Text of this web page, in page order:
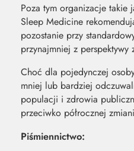
Poza tym organizacje
Sleep Medicine
pozostanie przy
przynajmniej z perspektywy
Choć dla pojedynczej
mniej lub bardziej
populacji i zdrowia
przeciwko półrocznej
Piśmiennictwo: